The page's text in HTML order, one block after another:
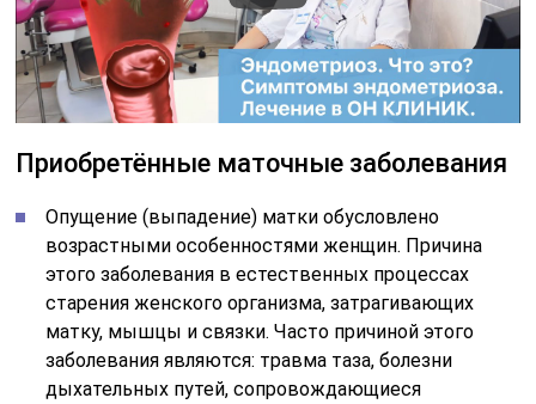
Приобретённые маточные заболевания
Опущение (выпадение) матки обусловлено
возрастными особенностями женщин. Причина
этого заболевания в естественных процессах
старения женского организма, затрагивающих
матку, мышцы и связки. Часто причиной этого
заболевания являются: травма таза, болезни
дыхательных путей, сопровождающиеся